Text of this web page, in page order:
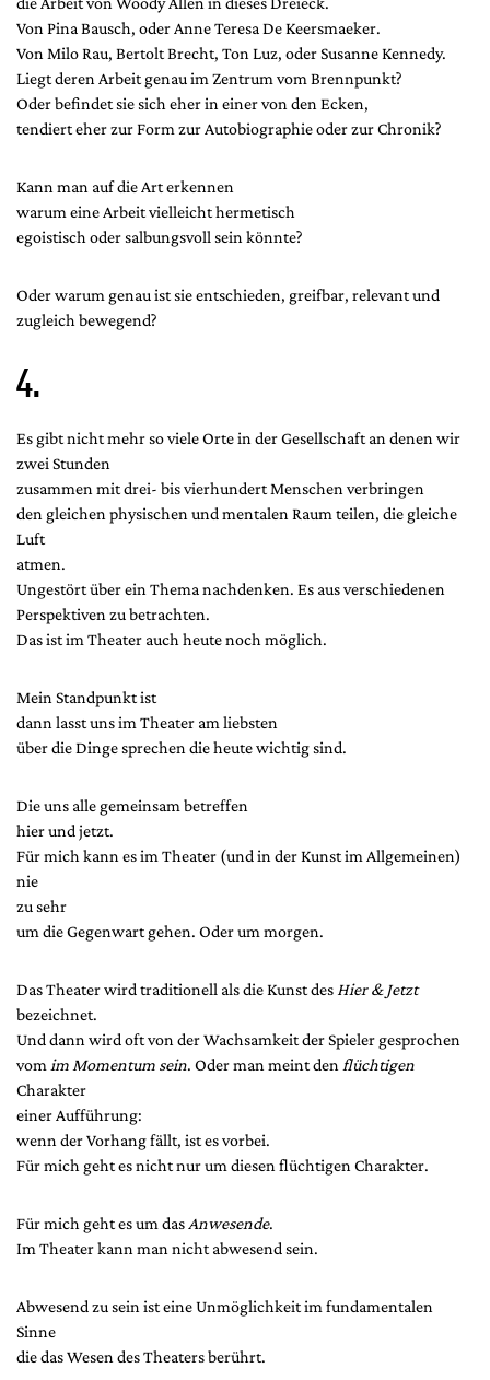
Von Pina Bausch, oder Anne Teresa De Keersmaeker.
Von Milo Rau, Bertolt Brecht, Ton Luz, oder Susanne Kennedy.
Liegt deren Arbeit genau im Zentrum vom Brennpunkt?
Oder befindet sie sich eher in einer von den Ecken,
tendiert eher zur Form zur Autobiographie oder zur Chronik?
Kann man auf die Art erkennen
warum eine Arbeit vielleicht hermetisch
egoistisch oder salbungsvoll sein könnte?
Oder warum genau ist sie entschieden, greifbar, relevant und
zugleich bewegend?
4.
Es gibt nicht mehr so viele Orte in der Gesellschaft an denen wir
zwei Stunden
zusammen mit drei- bis vierhundert Menschen verbringen
den gleichen physischen und mentalen Raum teilen, die gleiche
Luft
atmen.
Ungestört über ein Thema nachdenken. Es aus verschiedenen
Perspektiven zu betrachten.
Das ist im Theater auch heute noch möglich.
Mein Standpunkt ist
dann lasst uns im Theater am liebsten
über die Dinge sprechen die heute wichtig sind.
Die uns alle gemeinsam betreffen
hier und jetzt.
Für mich kann es im Theater (und in der Kunst im Allgemeinen)
nie
zu sehr
um die Gegenwart gehen. Oder um morgen.
Das Theater wird traditionell als die Kunst des Hier & Jetzt
bezeichnet.
Und dann wird oft von der Wachsamkeit der Spieler gesprochen
vom im Momentum sein. Oder man meint den flüchtigen
Charakter
einer Aufführung:
wenn der Vorhang fällt, ist es vorbei.
Für mich geht es nicht nur um diesen flüchtigen Charakter.
Für mich geht es um das Anwesende.
Im Theater kann man nicht abwesend sein.
Abwesend zu sein ist eine Unmöglichkeit im fundamentalen
Sinne
die das Wesen des Theaters berührt.